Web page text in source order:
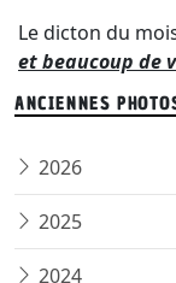
Le dicton du
et beaucoup de
ANCIENNES
2026
2025
2024